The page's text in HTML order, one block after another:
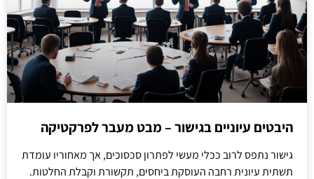
היבטים עיוניים בגישור – מבט מעבר לפרקטיקה
גישור נתפס לרוב ככלי מעשי לפתרון סכסוכים, אך מאחוריו עומדת
תשתית עיונית רחבה העוסקת ביחסים, תקשורת וקבלת החלטות.